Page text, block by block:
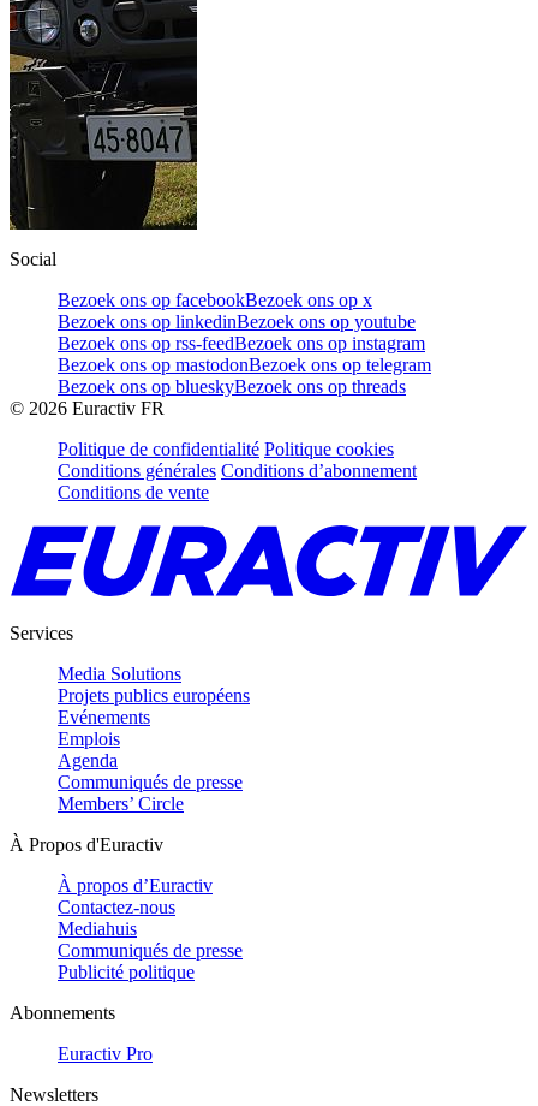
Social
Bezoek ons op facebookBezoek ons op x
Bezoek ons op linkedinBezoek ons op youtube
Bezoek ons op rss-feedBezoek ons op instagram
Bezoek ons op mastodonBezoek ons op telegram
Bezoek ons op blueskyBezoek ons op threads
© 2026 Euractiv FR
Politique de confidentialité Politique cookies
Conditions générales Conditions d’abonnement
Conditions de vente
Services
Media Solutions
Projets publics européens
Evénements
Emplois
Agenda
Communiqués de presse
Members’ Circle
À Propos d'Euractiv
À propos d’Euractiv
Contactez-nous
Mediahuis
Communiqués de presse
Publicité politique
Abonnements
Euractiv Pro
Newsletters